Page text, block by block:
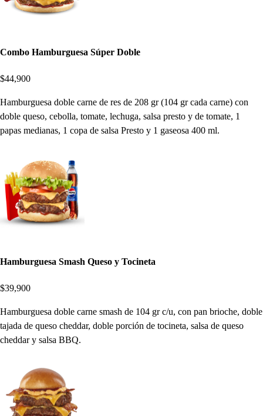
Combo Hamburguesa Súper Doble
$44,900
Hamburguesa doble carne de res de 208 gr (104 gr cada carne) con
doble queso, cebolla, tomate, lechuga, salsa presto y de tomate, 1
papas medianas, 1 copa de salsa Presto y 1 gaseosa 400 ml.
Hamburguesa Smash Queso y Tocineta
$39,900
Hamburguesa doble carne smash de 104 gr c/u, con pan brioche, doble
tajada de queso cheddar, doble porción de tocineta, salsa de queso
cheddar y salsa BBQ.